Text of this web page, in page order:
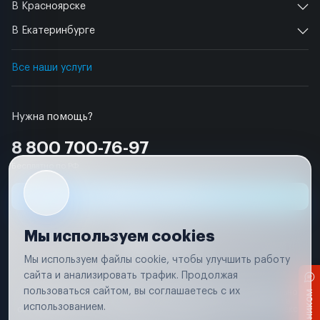
Нужна помощь?
8 800 700-76-97
В Красноярске
В Екатеринбурге
Все наши услуги
Условия использования
Вся информация, представленная на сайте, носит исключительно
соответствии с положениями статьи 437 (п. 2) Гражданского кодекса
Мы используем cookies
Мы используем файлы cookie, чтобы улучшить работу
сайта и анализировать трафик. Продолжая
пользоваться сайтом, вы соглашаетесь с их
использованием.